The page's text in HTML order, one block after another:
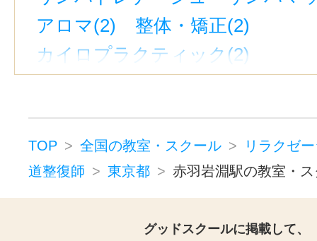
アロマ(2)
整体・矯正(2)
カイロプラクティック(2)
マッサージ(2)
フットケア・フットマッサージ
ボディケア・ボディマッサージ
タイ古式マッサージ(2)
リラクゼーションその他(2)
TOP 全国の教室・スクール
リラクゼ
道整復師
東京都 赤羽岩淵駅の教室・
グッドスクールに掲載して、